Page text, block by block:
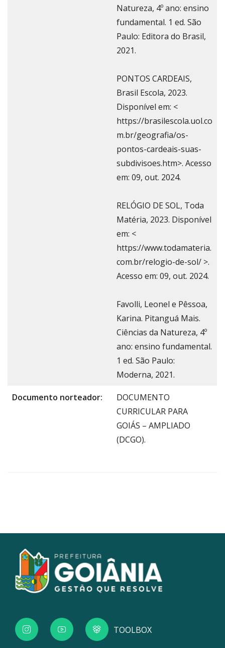
Natureza, 4º ano: ensino
fundamental. 1 ed. São
Paulo: Editora do Brasil,
2021.
PONTOS CARDEAIS,
Brasil Escola, 2023.
Disponível em: <
https://brasilescola.uol.co
m.br/geografia/os-
pontos-cardeais-suas-
subdivisoes.htm>. Acesso
em: 09, out. 2024.
RELÓGIO DE SOL, Toda
Matéria, 2023. Disponível
em: <
https://www.todamateria.
com.br/relogio-de-sol/ >.
Acesso em: 09, out. 2024.
Favolli, Leonel e Pêssoa,
Karina. Pitanguá Mais.
Ciências da Natureza, 4º
ano: ensino fundamental.
1 ed. São Paulo:
Moderna, 2021.
Documento norteador:
DOCUMENTO
CURRICULAR PARA
GOIÁS – AMPLIADO
(DCGO).
TOOLBOX